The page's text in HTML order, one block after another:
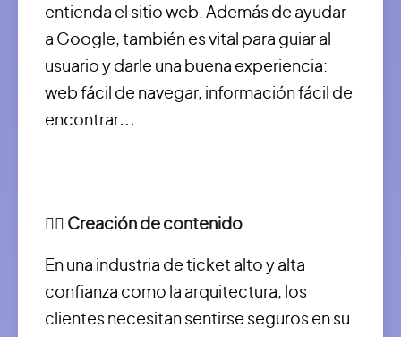
entienda el sitio web. Además de ayudar
a Google, también es vital para guiar al
usuario y darle una buena experiencia:
web fácil de navegar, información fácil de
encontrar…
✍🏻 Creación de contenido
En una industria de ticket alto y alta
confianza como la arquitectura, los
clientes necesitan sentirse seguros en su